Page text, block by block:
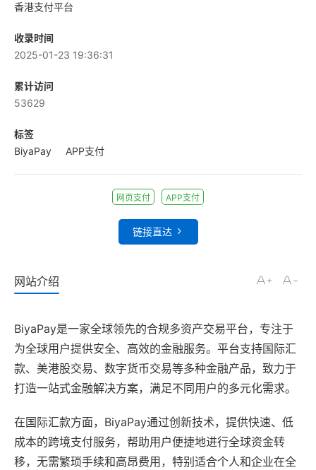
香港支付平台
收录时间
2025-01-23 19:36:31
累计访问
53629
标签
BiyaPay
APP支付
网页支付 APP支付
链接直达
网站介绍
BiyaPay是一家全球领先的合规多资产交易平台，专注于
为全球用户提供安全、高效的金融服务。平台支持国际汇
款、美港股交易、数字货币交易等多种金融产品，致力于
打造一站式金融解决方案，满足不同用户的多元化需求。
在国际汇款方面，BiyaPay通过创新技术，提供快速、低
成本的跨境支付服务，帮助用户便捷地进行全球资金转
移，无需繁琐手续和高昂费用，特别适合个人和企业在全